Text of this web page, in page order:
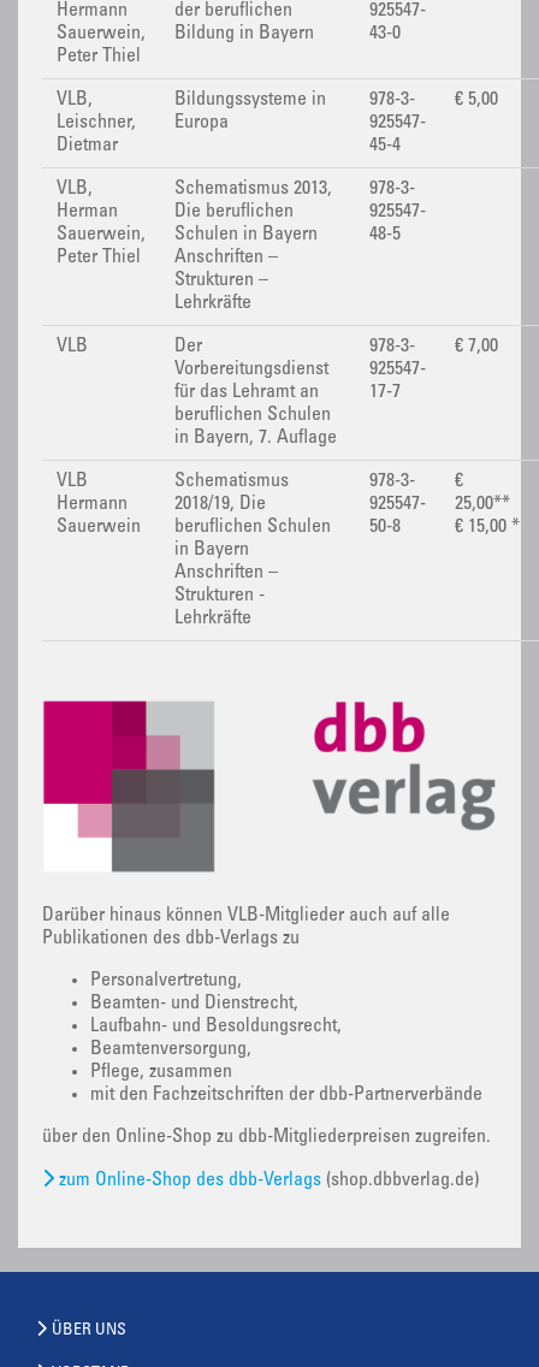
Hermann
Sauerwein,
Peter Thiel
der beruflichen
Bildung in Bayern
925547-
43-0
VLB,
Leischner,
Dietmar
Bildungssysteme in
Europa
978-3-
925547-
45-4
€ 5,00
VLB,
Herman
Sauerwein,
Peter Thiel
Schematismus 2013,
Die beruflichen
Schulen in Bayern
Anschriften –
Strukturen –
Lehrkräfte
978-3-
925547-
48-5
VLB
Der
Vorbereitungsdienst
für das Lehramt an
beruflichen Schulen
in Bayern, 7. Auflage
978-3-
925547-
17-7
€ 7,00
VLB
Hermann
Sauerwein
Schematismus
2018/19, Die
beruflichen Schulen
in Bayern
Anschriften –
Strukturen -
Lehrkräfte
978-3-
925547-
50-8
€
25,00**
€ 15,00 *
Darüber hinaus können VLB-Mitglieder auch auf alle
Publikationen des dbb-Verlags zu
Personalvertretung,
Beamten- und Dienstrecht,
Laufbahn- und Besoldungsrecht,
Beamtenversorgung,
Pflege, zusammen
mit den Fachzeitschriften der dbb-Partnerverbände
über den Online-Shop zu dbb-Mitgliederpreisen zugreifen.
zum Online-Shop des dbb-Verlags (shop.dbbverlag.de)
ÜBER UNS